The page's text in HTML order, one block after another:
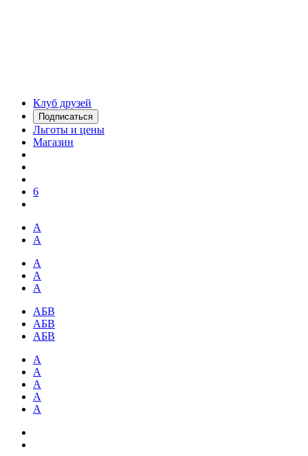
Клуб друзей
Подписаться
Льготы и цены
Магазин
6
А
А
А
А
А
АБВ
АБВ
АБВ
А
А
А
А
А